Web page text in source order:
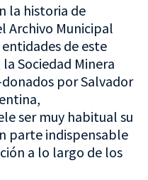
la historia de
Archivo Municipal
de este
Sociedad Minera
por Salvador
ser muy habitual su
parte indispensable
a lo largo de los